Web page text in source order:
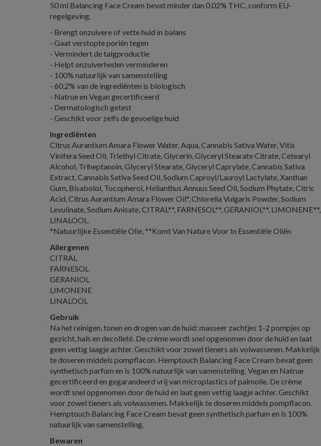
50 ml Balancing Face Cream bevat minder dan 0,02% THC, conform EU-
regelgeving.
- Brengt onzuivere of vette huid in balans
- Gaat verstopte poriën tegen
- Vermindert de talgproductie
- Helpt onzuiverheden verminderen
- 100% natuurlijk van samenstelling
- 60,2% van de ingrediënten is biologisch
- Natrue en Vegan gecertificeerd
- Dermatologisch getest
- Geschikt voor zelfs de gevoelige huid
Ingrediënten
Citrus Aurantium Amara Flower Water, Aqua, Cannabis Sativa Water, Vitis
Vinifera Seed Oil, Triethyl Citrate, Glycerin, Glyceryl Stearate Citrate, Cetearyl
Alcohol, Triheptanoin, Glyceryl Stearate, Glyceryl Caprylate, Cannabis Sativa
Extract, Cannabis Sativa Seed Oil, Sodium Caproyl/Lauroyl Lactylate, Xanthan
Gum, Bisabolol, Tocopherol, Helianthus Annuus Seed Oil, Sodium Phytate, Citric
Acid, Citrus Aurantium Amara Flower Oil*, Chlorella Vulgaris Powder, Sodium
Levulinate, Sodium Anisate, CITRAL**, FARNESOL**, GERANIOL**, LIMONENE**,
LINALOOL.
*Natuurlijke Essentiële Olie, **Komt Van Nature Voor In Essentiële Oliën
Allergenen
CITRAL
FARNESOL
GERANIOL
LIMONENE
LINALOOL
Gebruik
Na het reinigen, tonen en drogen van de huid: masseer zachtjes 1-2 pompjes op
gezicht, hals en decolleté. De crème wordt snel opgenomen door de huid en laat
geen vettig laagje achter. Geschikt voor zowel tieners als volwassenen. Makkelijk
te doseren middels pompflacon. Hemptouch Balancing Face Cream bevat geen
synthetisch parfum en is 100% natuurlijk van samenstelling. Vegan en Natrue
gecertificeerd en gegarandeerd vrij van microplastics of palmolie. De crème
wordt snel opgenomen door de huid en laat geen vettig laagje achter. Geschikt
voor zowel tieners als volwassenen. Makkelijk te doseren middels pompflacon.
Hemptouch Balancing Face Cream bevat geen synthetisch parfum en is 100%
natuurlijk van samenstelling.
Bewaren